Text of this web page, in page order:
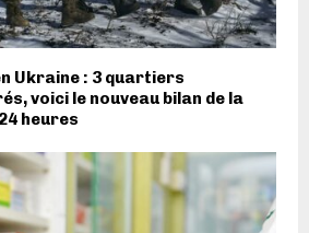
Ukraine : 3 quartiers
voici le nouveau bilan de la
heures